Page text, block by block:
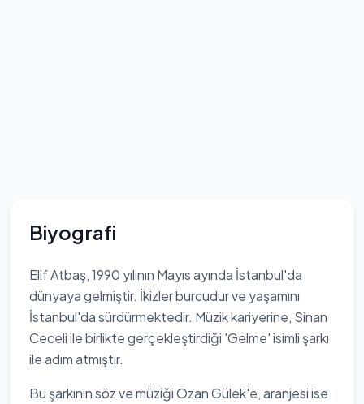
Biyografi
Elif Atbaş, 1990 yılının Mayıs ayında İstanbul'da
dünyaya gelmiştir. İkizler burcudur ve yaşamını
İstanbul'da sürdürmektedir. Müzik kariyerine, Sinan
Ceceli ile birlikte gerçekleştirdiği 'Gelme' isimli şarkı
ile adım atmıştır.
Bu şarkının söz ve müziği Ozan Gülek'e, aranjesi ise